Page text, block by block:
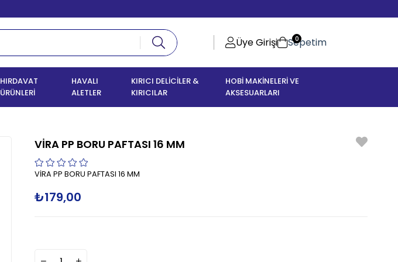
Üye Girişi Sepetim
0
HIRDAVAT
ÜRÜNLERİ
HAVALI
ALETLER
KIRICI DELİCİLER &
KIRICILAR
HOBİ MAKİNELERİ VE
AKSESUARLARI
VİRA PP BORU PAFTASI 16 MM
VİRA PP BORU PAFTASI 16 MM
₺179,00